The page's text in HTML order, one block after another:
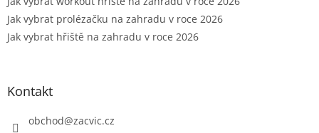
Jak vybrat prolézačku na zahradu v roce 2026
Jak vybrat hřiště na zahradu v roce 2026
Kontakt
obchod@zacvic.cz